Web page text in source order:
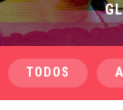
TODOS